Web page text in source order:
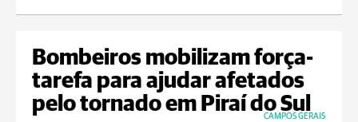
Bombeiros mobilizam força-
tarefa para ajudar afetados
pelo tornado em Piraí do Sul
CAMPOS GERAIS